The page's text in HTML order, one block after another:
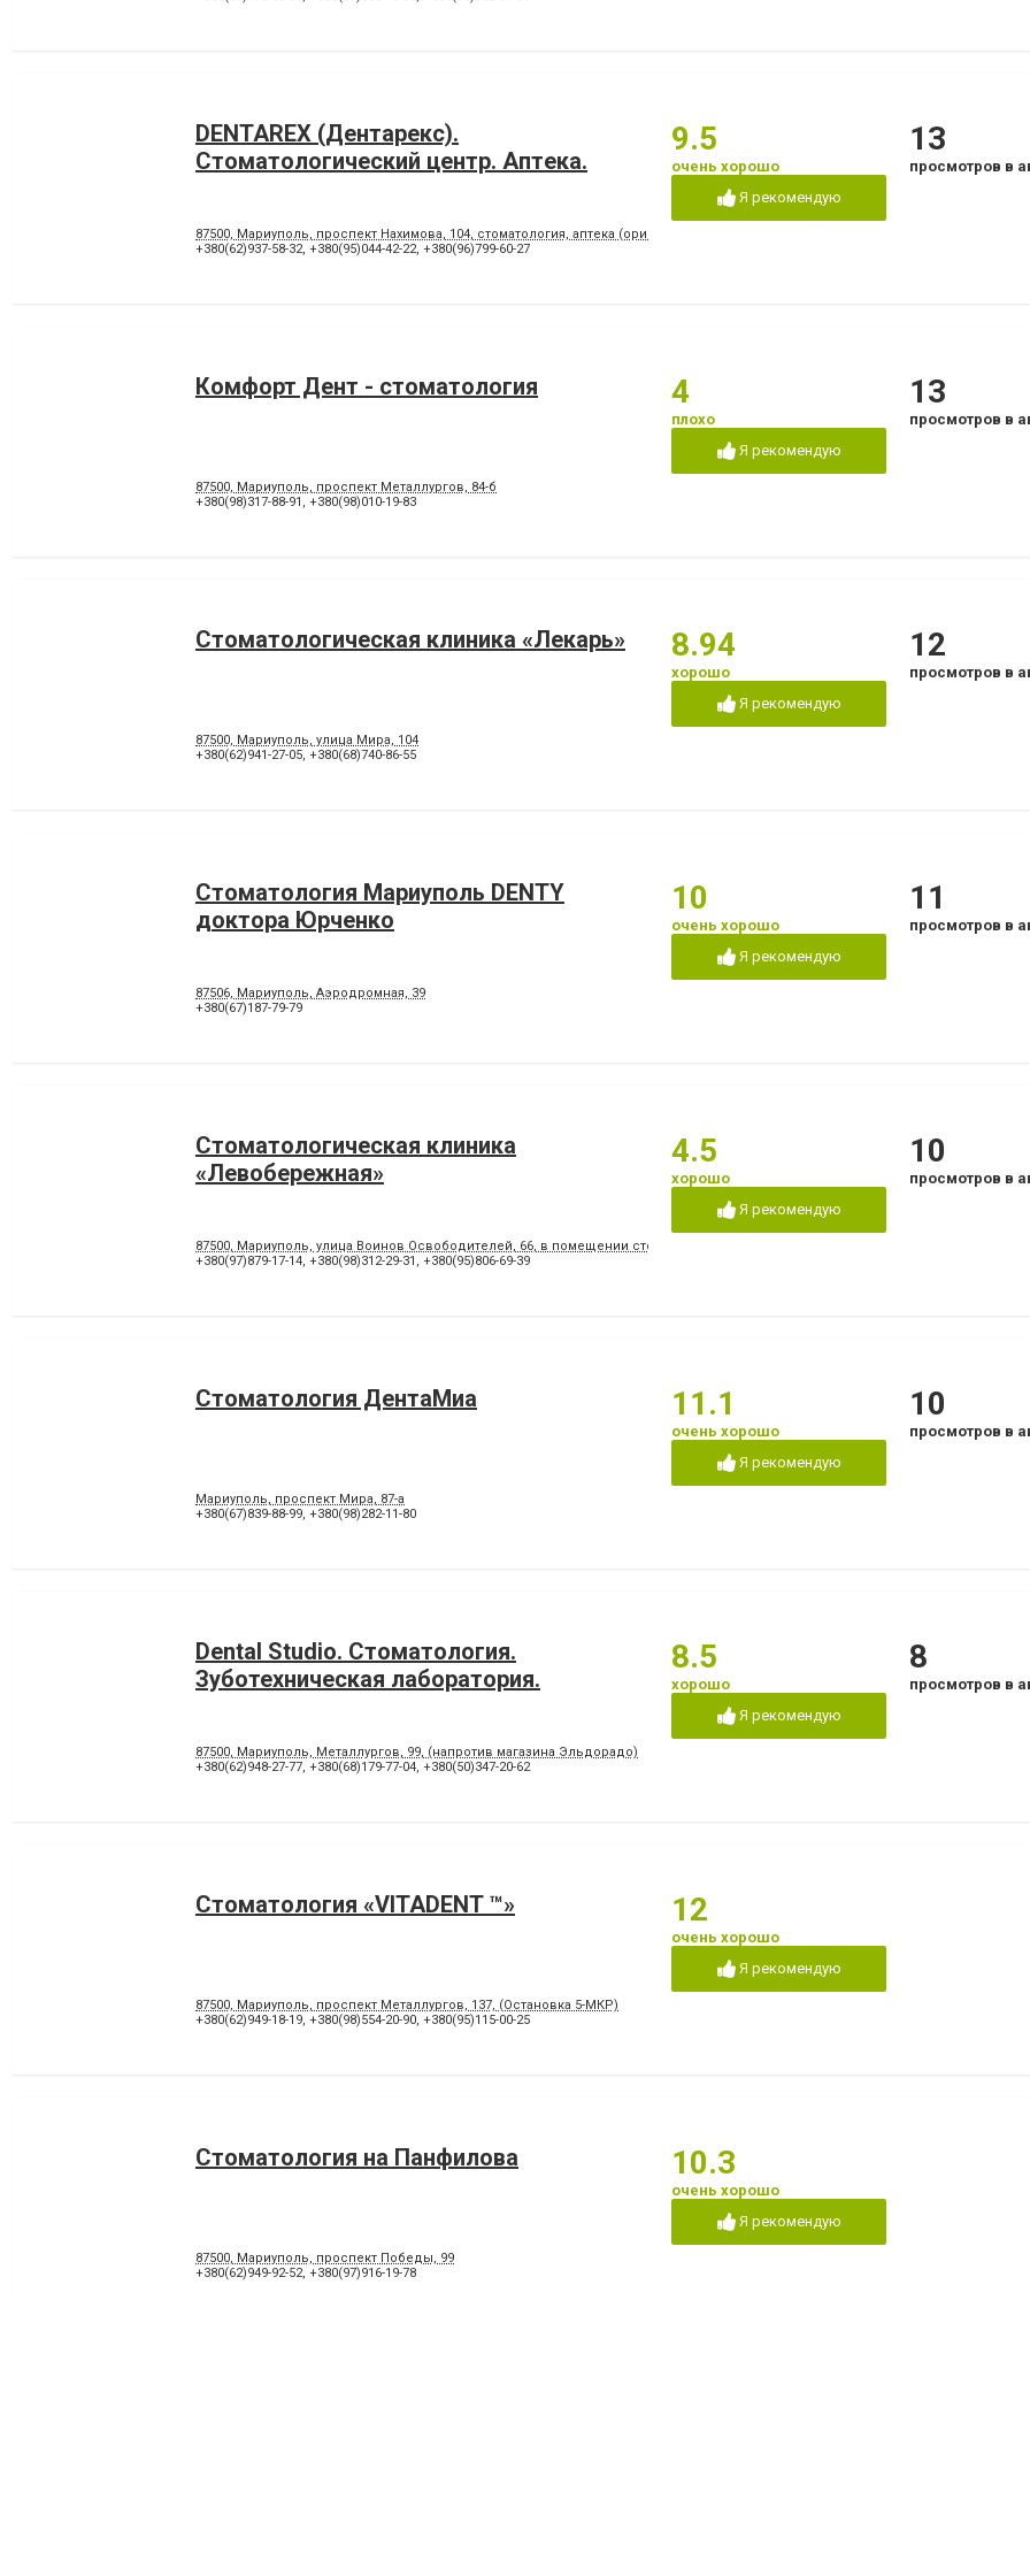
DENTAREX (Дентарекс).
Cтоматологический центр. Аптeкa.
87500, Мариуполь, проспект Нахимова, 104, стоматология, аптека (ориентир - напротив клуба "Коралл")
+380(62)937-58-32, +380(95)044-42-22, +380(96)799-60-27
9.5
очень хорошо
Я рекомендую
13
просмотров в
Комфорт Дент - стоматология
87500, Мариуполь, проспект Металлургов, 84-б
+380(98)317-88-91 , +380(98)010-19-83
4
плохо
Я рекомендую
13
просмотров в
Стоматологическая клиника «Лекарь»
87500, Мариуполь, улица Мира, 104
+380(62)941-27-05, +380(68)740-86-55
8.94
хорошо
Я рекомендую
12
просмотров в
Стоматология Мариуполь DENTY
доктора Юрченко
87506, Мариуполь, Аэродромная, 39
+380(67)187-79-79
10
очень хорошо
Я рекомендую
11
просмотров в
Стоматологическая клиника
«Левобережная»
87500, Мариуполь, улица Воинов Освободителей, 66, в помещении стоматологической поликлиники № 3
+380(97)879-17-14, +380(98)312-29-31 , +380(95)806-69-39
4.5
хорошо
Я рекомендую
10
просмотров в
Стоматология ДентаМиа
Мариуполь, проспект Мира, 87-а
+380(67)839-88-99, +380(98)282-11-80
11.1
очень хорошо
Я рекомендую
10
просмотров в
Dental Studio. Cтоматология.
Зуботехническая лаборатория.
87500, Мариуполь, Металлургов, 99, (напротив магазина Эльдорадо)
+380(62)948-27-77, +380(68)179-77-04, +380(50)347-20-62
8.5
хорошо
Я рекомендую
8
просмотров в
Стоматология «VITADENT ™»
87500, Мариуполь, проспект Металлургов, 137, (Остановка 5-МКР)
+380(62)949-18-19, +380(98)554-20-90, +380(95)115-00-25
12
очень хорошо
Я рекомендую
Стоматология на Панфилова
87500, Мариуполь, проспект Победы, 99
+380(62)949-92-52, +380(97)916-19-78
10.3
очень хорошо
Я рекомендую